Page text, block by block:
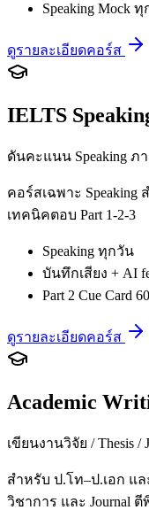
Speaking Mock
ดูรายละเอียดคอร์ส
IELTS
ดันคะแนน Speaking ภ
คอร์สเฉพาะ Speaking
เทคนิคตอบ Part 1-2-3
Speaking ทุกวัน
บันทึกเสียง + AI
Part 2 Cue Card
ดูรายละเอียดคอร์ส
Academic
เขียนงานวิจัย / Thesis /
สำหรับ ป.โท–ป.เอก แ
วิชาการ และ Journal